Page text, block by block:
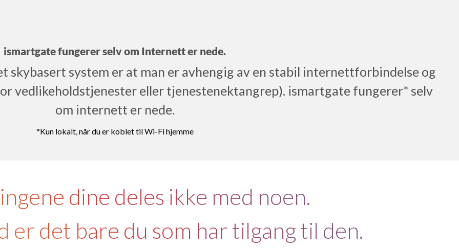
ismartgate fungerer selv om Internett er nede.
skybasert system er at man er avhengig av en stabil internettforbindelse og
vedlikeholdstjenester eller tjenestenektangrep). ismartgate fungerer* selv
om internett er nede.
*Kun lokalt, når du er koblet til Wi-Fi hjemme
dine deles ikke med noen.
er det bare du som har tilgang til den.